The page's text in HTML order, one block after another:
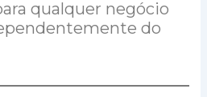
qualquer negócio
do